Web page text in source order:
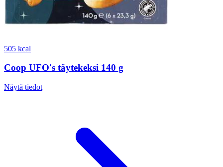
505 kcal
Coop UFO's täytekeksi 140 g
Näytä tiedot